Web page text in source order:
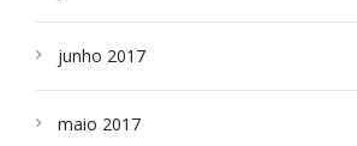
junho 2017
maio 2017